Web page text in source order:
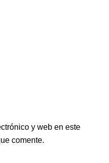
y web en este
comente.